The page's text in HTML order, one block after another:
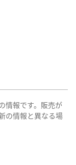
情報です。販売が
の情報と異なる場